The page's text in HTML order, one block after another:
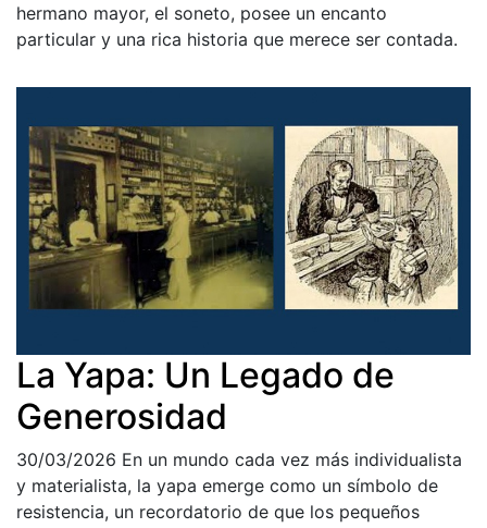
hermano mayor, el soneto, posee un encanto
particular y una rica historia que merece ser contada.
La Yapa: Un Legado de
Generosidad
30/03/2026 En un mundo cada vez más individualista
y materialista, la yapa emerge como un símbolo de
resistencia, un recordatorio de que los pequeños